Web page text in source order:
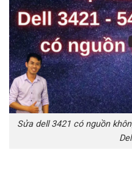
Sửa dell 3421 có nguồn